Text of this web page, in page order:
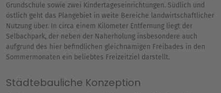
Grundschule sowie zwei Kindertageseinrichtungen. Südlich und
östlich geht das Plangebiet in weite Bereiche landwirtschaftlicher
Nutzung über. In circa einem Kilometer Entfernung liegt der
Selbachpark, der neben der Naherholung insbesondere auch
aufgrund des hier befindlichen gleichnamigen Freibades in den
Sommermonaten ein beliebtes Freizeitziel darstellt.
Städtebauliche Konzeption